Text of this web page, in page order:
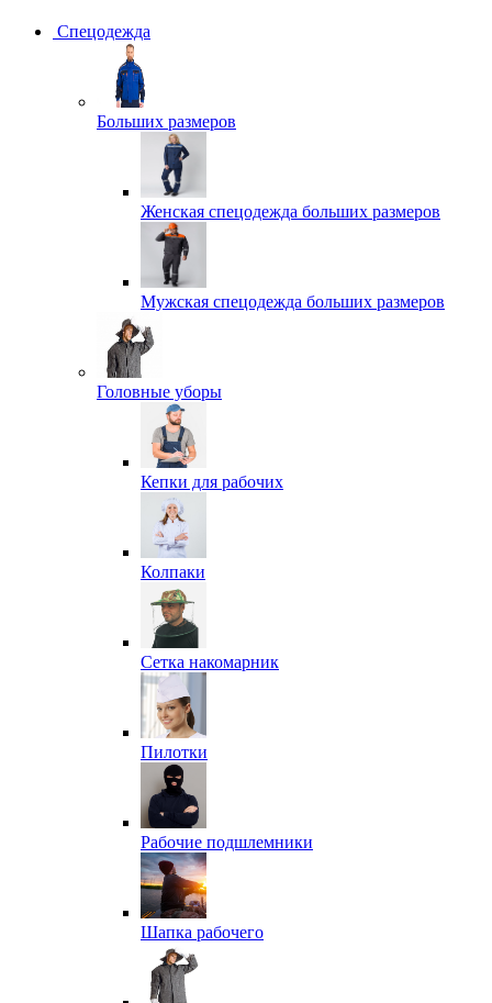
Спецодежда
Больших размеров
Женская спецодежда больших размеров
Мужская спецодежда больших размеров
Головные уборы
Кепки для рабочих
Колпаки
Сетка накомарник
Пилотки
Рабочие подшлемники
Шапка рабочего